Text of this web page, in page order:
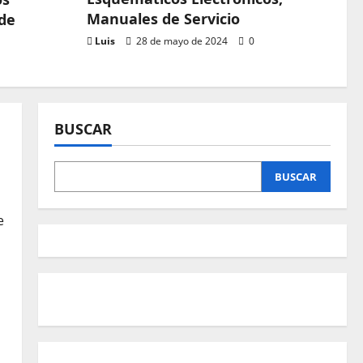
Manuales de Servicio
Luis 28 de mayo de 2024 0
BUSCAR
BUSCAR